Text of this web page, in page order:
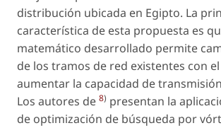
distribución ubicada en Egipto. La
característica de esta propuesta es
matemático desarrollado permite
de los tramos de red existentes con
aumentar la capacidad de
Los autores de 8) presentan la
de optimización de búsqueda por